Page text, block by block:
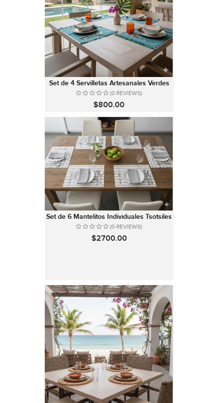
Set de 4 Servilletas Artesanales Verdes
(0 REVIEWS)
$800.00
Set de 6 Mantelitos Individuales Tsotsiles
(0 REVIEWS)
$2700.00